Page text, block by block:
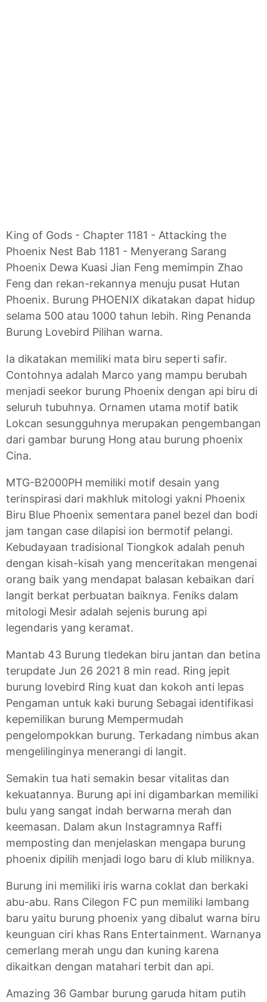
King of Gods - Chapter 1181 - Attacking the
Phoenix Nest Bab 1181 - Menyerang Sarang
Phoenix Dewa Kuasi Jian Feng memimpin Zhao
Feng dan rekan-rekannya menuju pusat Hutan
Phoenix. Burung PHOENIX dikatakan dapat hidup
selama 500 atau 1000 tahun lebih. Ring Penanda
Burung Lovebird Pilihan warna.
Ia dikatakan memiliki mata biru seperti safir.
Contohnya adalah Marco yang mampu berubah
menjadi seekor burung Phoenix dengan api biru di
seluruh tubuhnya. Ornamen utama motif batik
Lokcan sesungguhnya merupakan pengembangan
dari gambar burung Hong atau burung phoenix
Cina.
MTG-B2000PH memiliki motif desain yang
terinspirasi dari makhluk mitologi yakni Phoenix
Biru Blue Phoenix sementara panel bezel dan bodi
jam tangan case dilapisi ion bermotif pelangi.
Kebudayaan tradisional Tiongkok adalah penuh
dengan kisah-kisah yang menceritakan mengenai
orang baik yang mendapat balasan kebaikan dari
langit berkat perbuatan baiknya. Feniks dalam
mitologi Mesir adalah sejenis burung api
legendaris yang keramat.
Mantab 43 Burung tledekan biru jantan dan betina
terupdate Jun 26 2021 8 min read. Ring jepit
burung lovebird Ring kuat dan kokoh anti lepas
Pengaman untuk kaki burung Sebagai identifikasi
kepemilikan burung Mempermudah
pengelompokkan burung. Terkadang nimbus akan
mengelilinginya menerangi di langit.
Semakin tua hati semakin besar vitalitas dan
kekuatannya. Burung api ini digambarkan memiliki
bulu yang sangat indah berwarna merah dan
keemasan. Dalam akun Instagramnya Raffi
memposting dan menjelaskan mengapa burung
phoenix dipilih menjadi logo baru di klub miliknya.
Burung ini memiliki iris warna coklat dan berkaki
abu-abu. Rans Cilegon FC pun memiliki lambang
baru yaitu burung phoenix yang dibalut warna biru
keunguan ciri khas Rans Entertainment. Warnanya
cemerlang merah ungu dan kuning karena
dikaitkan dengan matahari terbit dan api.
Amazing 36 Gambar burung garuda hitam putih